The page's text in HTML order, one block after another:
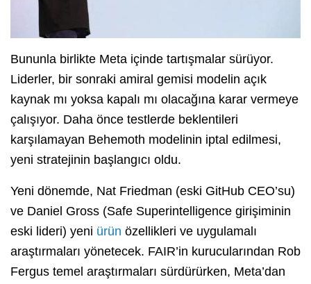
Bununla birlikte Meta içinde tartışmalar sürüyor.
Liderler, bir sonraki amiral gemisi modelin açık
kaynak mı yoksa kapalı mı olacağına karar vermeye
çalışıyor. Daha önce testlerde beklentileri
karşılamayan Behemoth modelinin iptal edilmesi,
yeni stratejinin başlangıcı oldu.
Yeni dönemde, Nat Friedman (eski GitHub CEO’su)
ve Daniel Gross (Safe Superintelligence girişiminin
eski lideri) yeni ürün özellikleri ve uygulamalı
araştırmaları yönetecek. FAIR’in kurucularından Rob
Fergus temel araştırmaları sürdürürken, Meta’dan